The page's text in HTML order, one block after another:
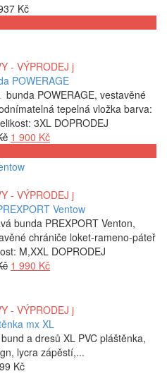
Kč
- VÝPRODEJ j
POWERAGE
POWERAGE, vestavěné
tepelná vložka barva:
3XL DOPRODEJ
Původní
byla:
100 Kč.
1 900 KčAktuální
900 Kč.
- VÝPRODEJ j
Ventow
bunda PREXPORT Venton,
chrániče loket-rameno-páteř
M,XXL DOPRODEJ
Původní
900 Kč.
1 990 KčAktuální
1
990 Kč.
- VÝPRODEJ j
mx XL
a dresů XL PVC pláštěnka,
lycra zápěstí,...
Kč